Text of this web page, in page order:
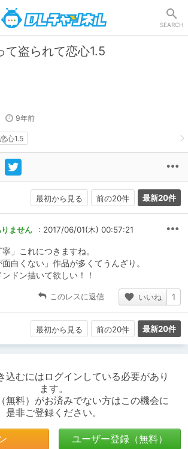
SEARCH
て盗られて恋心1.5
9年前
心1.5
最初から見る 前の20件 最新20件
ません : 2017/06/01(木) 00:57:21
」これにつきますね。
面白くない」作品が多くてうんざり。
ドン描いて欲しい！！
このレスに返信 いいね 1
最初から見る 前の20件 最新20件
込むにはログインしている必要があり
ます。
無料）がお済みでない方はこの機会に
是非ご登録ください。
ユーザー登録（無料）